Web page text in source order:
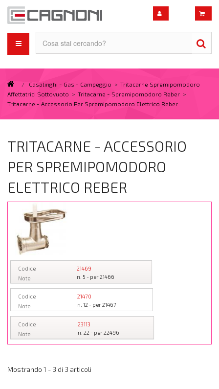
/ Casalinghi - Gas - Campeggio > Tritacarne Spremipomodoro
Affettatrici Sottovuoto > Tritacarne - Spremipomodoro Reber >
Tritacarne - Accessorio Per Spremipomodoro Elettrico Reber
TRITACARNE - ACCESSORIO
PER SPREMIPOMODORO
ELETTRICO REBER
Codice
21469
Note
n. 5 - per 21466
Codice
21470
Note
n. 12 - per 21467
Codice
23113
Note
n. 22 - per 22496
Mostrando 1 - 3 di 3 articoli